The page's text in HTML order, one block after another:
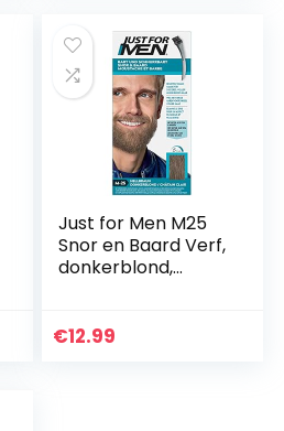
Just for Men M25
Snor en Baard Verf,
donkerblond,
vollere look
€12.99